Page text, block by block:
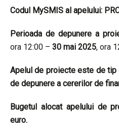
Codul MySMIS al apelului:
Perioada de depunere a
ora 12:00 – 30 mai 2025, ora
Apelul de proiecte este de
de depunere a cererilor de
Bugetul alocat apelului de
euro.